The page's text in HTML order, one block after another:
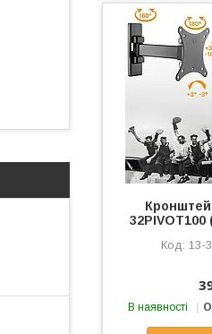
32PIVOT100
13-
В наявності